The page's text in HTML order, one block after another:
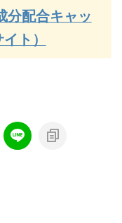
分配合キャッ
ト）